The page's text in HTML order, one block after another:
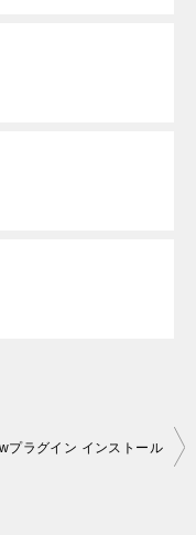
プラグイン インストール